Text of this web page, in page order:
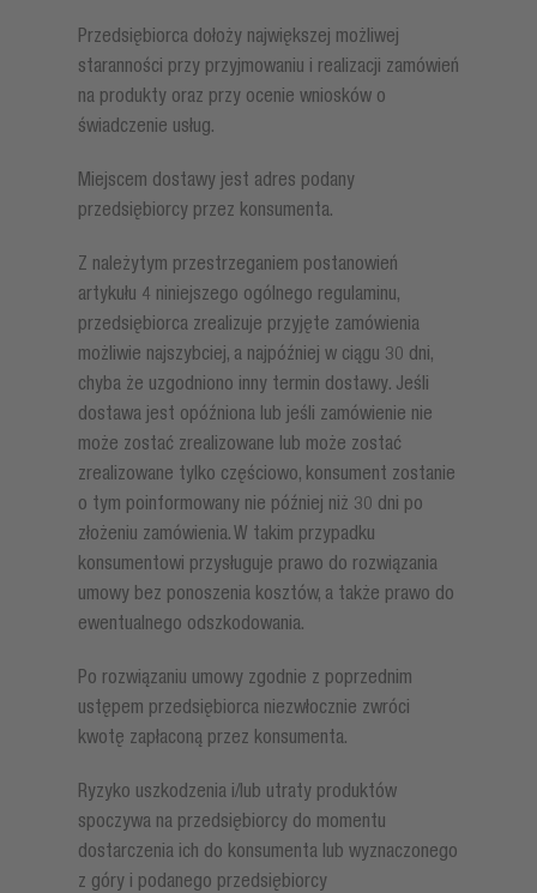
Przedsiębiorca dołoży największej możliwej
staranności przy przyjmowaniu i realizacji zamówień
na produkty oraz przy ocenie wniosków o
świadczenie usług.
Miejscem dostawy jest adres podany
przedsiębiorcy przez konsumenta.
Z należytym przestrzeganiem postanowień
artykułu 4 niniejszego ogólnego regulaminu,
przedsiębiorca zrealizuje przyjęte zamówienia
możliwie najszybciej, a najpóźniej w ciągu 30 dni,
chyba że uzgodniono inny termin dostawy. Jeśli
dostawa jest opóźniona lub jeśli zamówienie nie
może zostać zrealizowane lub może zostać
zrealizowane tylko częściowo, konsument zostanie
o tym poinformowany nie później niż 30 dni po
złożeniu zamówienia. W takim przypadku
konsumentowi przysługuje prawo do rozwiązania
umowy bez ponoszenia kosztów, a także prawo do
ewentualnego odszkodowania.
Po rozwiązaniu umowy zgodnie z poprzednim
ustępem przedsiębiorca niezwłocznie zwróci
kwotę zapłaconą przez konsumenta.
Ryzyko uszkodzenia i/lub utraty produktów
spoczywa na przedsiębiorcy do momentu
dostarczenia ich do konsumenta lub wyznaczonego
z góry i podanego przedsiębiorcy